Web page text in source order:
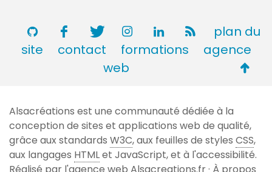
plan du
site
contact formations
agence
web
de
page
Alsacréations est une communauté dédiée à la
conception de sites et applications web de qualité,
grâce aux standards W3C, aux feuilles de styles CSS,
aux langages HTMLet JavaScript, et à l'accessibilité.